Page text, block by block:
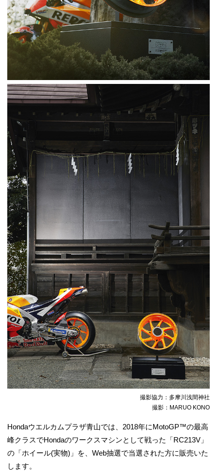
撮影協力：多摩川浅間神社
撮影：MARUO KONO
Hondaウエルカムプラザ青山では、2018年にMotoGP™の最高
峰クラスでHondaのワークスマシンとして戦った「RC213V」
の「ホイール(実物)」を、Web抽選で当選された方に販売いた
します。